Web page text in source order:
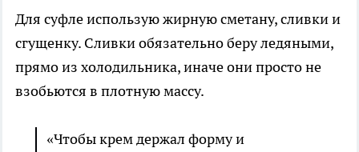
Для суфле использую жирную сметану, сливки и
сгущенку. Сливки обязательно беру ледяными,
прямо из холодильника, иначе они просто не
взобьются в плотную массу.
«Чтобы крем держал форму и